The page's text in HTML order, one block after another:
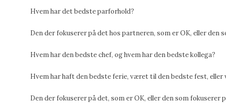
Hvem har det bedste parforhold?
Den der fokuserer på det hos partneren, som er OK, eller den
Hvem har den bedste chef, og hvem har den bedste kollega?
Hvem har haft den bedste ferie, været til den bedste fest,
Den der fokuserer på det, som er OK, eller den som fokuserer